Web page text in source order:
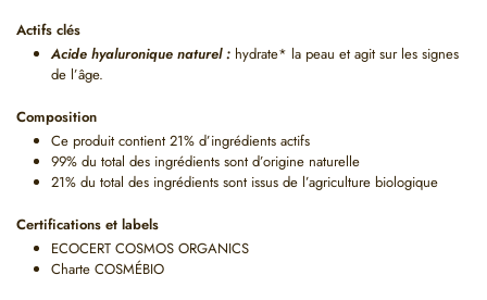
Actifs clés
Acide hyaluronique naturel : hydrate* la peau et agit sur les signes
de l’âge.
Composition
Ce produit contient 21% d’ingrédients actifs
99% du total des ingrédients sont d’origine naturelle
21% du total des ingrédients sont issus de l’agriculture biologique
Certifications et labels
ECOCERT COSMOS ORGANICS
Charte COSMÉBIO